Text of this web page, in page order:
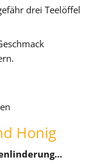
drei Teelöffel
Honig